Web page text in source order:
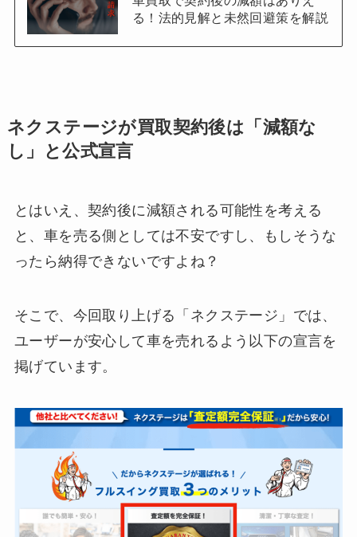
る！法的見解と未然回避策を解説
ネクステージが買取契約後は「減額な
し」と公式宣言
とはいえ、契約後に減額される可能性を考える
と、車を売る側としては不安ですし、もしそうな
ったら納得できないですよね？
そこで、今回取り上げる「ネクステージ」では、
ユーザーが安心して車を売れるよう以下の宣言を
掲げています。